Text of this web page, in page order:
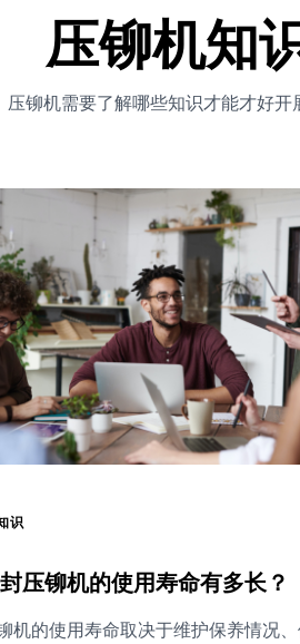
压铆机知
压铆机需要了解哪些知识才能才好开
识
压铆机的使用寿命有多长？
机的使用寿命取决于维护保养情况